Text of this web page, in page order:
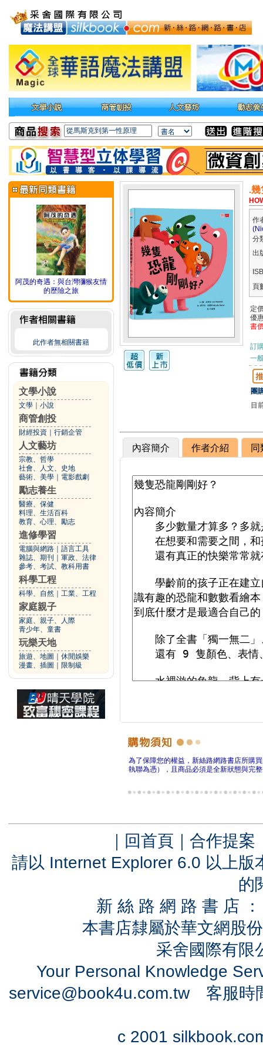
阿茂的奇遇：與台灣獼猴友情
的歷險之旅
此作者無相關書籍
文學小說
文學 小說
商管創投
財經投資 行銷企管
人文藝坊
宗教、哲學
社會、人文、史地
藝術、美學
電影戲劇
勵志養生
醫療、保健
料理、生活百科
教育、心理、勵志
進修學習
電腦與網路
語言工具
雜誌、期刊
軍政、法律
參考、考試、教科用書
科學工程
科學、自然 工業、工程
家庭親子
家庭、親子、人際
青少年、童書
玩樂天地
旅遊、地圖
休閒娛樂
漫畫、插圖
限制級
.
作
分
出
頁
定
優
書
訂
一
團
目
內容簡介 作者介紹 同
為了保障您的權益，新絲路網路書店所購
執聯為憑），且商品必須是全新狀態與完
｜ 回首頁 ｜ 合作提案
請以 Internet Explorer 6.0 以上
的
新 絲 路 網 路 書 店
本書店隸屬於華文網股
采舍國際有
Your Personal Knowledge
service@book4u.com.tw客服時
c 2001